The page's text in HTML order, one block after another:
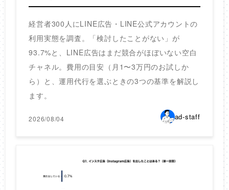
経営者300人にLINE広告・LINE公式アカウントの
利用実態を調査。「検討したことがない」が
93.7%と、LINE広告はまだ競合がほぼいない空白
チャネル。費用の目安（月1〜3万円のお試しか
ら）と、運用代行を選ぶときの3つの基準を解説し
ます。
2026/08/04 ad-staff